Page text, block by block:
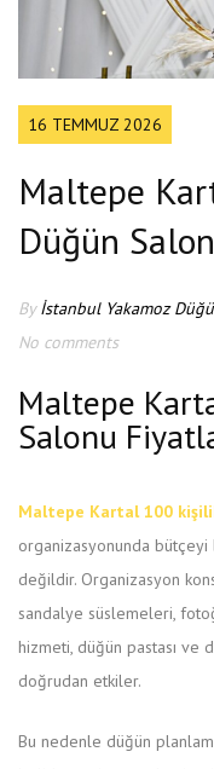
16 TEMMUZ 2026
Maltepe
Düğün
Byİstanbul Yakamoz
No comments
Maltepe
Salonu
Maltepe Kartal 100
organizasyonunda
değildir. Organizasyon
sandalye süslemeleri,
hizmeti, düğün pastası
doğrudan etkiler.
Bu nedenle düğün